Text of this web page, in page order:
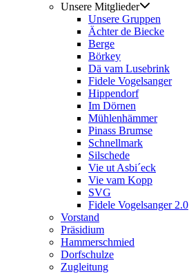
Unsere Mitglieder
Unsere Gruppen
Ächter de Biecke
Berge
Börkey
Dä vam Lusebrink
Fidele Vogelsanger
Hippendorf
Im Dörnen
Mühlenhämmer
Pinass Brumse
Schnellmark
Silschede
Vie ut Asbi´eck
Vie vam Kopp
SVG
Fidele Vogelsanger 2.0
Vorstand
Präsidium
Hammerschmied
Dorfschulze
Zugleitung